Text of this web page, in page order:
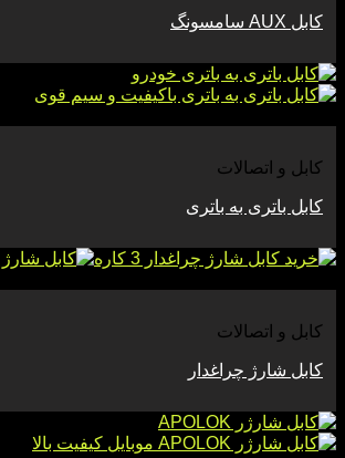
کابل AUX سامسونگ
کابل و اتصالات
کابل باتری به باتری
کابل و اتصالات
کابل شارژ چراغدار